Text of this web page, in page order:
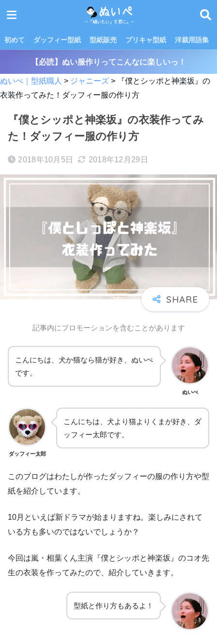
初めて ダッフィー型紙 型紙販売 プリキャ型紙 洋裁用語集
【必読】ぬい服作りってこんなに楽しいっ！
ぬいぺ｜型紙職人 > ジャニーズ >
『僕とシッポと神楽坂』の
衣装作ってみた！ダッフィー服の作り方
『僕とシッポと神楽坂』の衣装作ってみ
た！ダッフィー服の作り方
2018年10月5日 2018年12月29日
記事内にプロモーションを含むことがあります
こんにちは、犬か猫なら猫が好き、ぬいぺ
です。
ぬいぺ
ダッフィー太郎
こんにちは、犬より猫よりくまが好き、ダ
ッフィー太郎です。
このブログはわたしが作ったダッフィーの服の作り方や型
紙を紹介しています。
10月といえば新ドラマが始まりますね。楽しみにされて
いる方も多いのではないでしょうか？
今回は嵐・相葉くん主演『僕とシッポと神楽坂』のコオ先
生の衣装を作ってみたので、紹介していきます。
型紙と作り方もあるよ！